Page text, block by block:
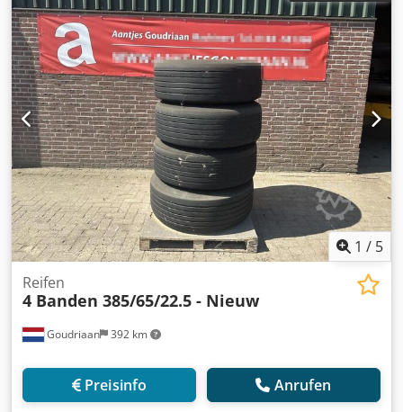
1 / 5
Goudriaan 392 km
Reifen
4 Banden 385/65/22.5 - Nieuw
Preisinfo Anrufen